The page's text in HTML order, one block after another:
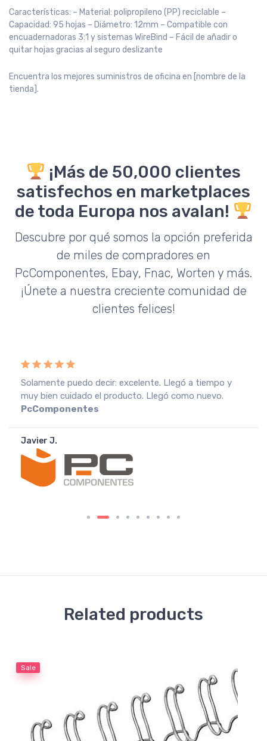
Características: – Material: polipropileno (PP) reciclable –
Capacidad: 95 hojas – Diámetro: 12mm – Compatible con
encuadernadoras 3:1 y sistemas WireBind – Fácil de añadir o
quitar hojas gracias al seguro deslizante
Encuentra los mejores suministros de oficina en [nombre de la
tienda].
¡Más de 50,000 clientes
satisfechos en marketplaces
de toda Europa nos avalan!
Descubre por qué somos la opción preferida
de miles de compradores en
PcComponentes, Ebay, Fnac, Worten y más.
¡Únete a nuestra creciente comunidad de
clientes felices!
Recebi a encomenda em perfeitas condições, o que
muito agradeço. Recomendo o vendedor. Fnac
Portugal
João A.
Related products
Sale